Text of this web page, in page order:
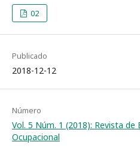
02
Publicado
2018-12-12
Número
Vol. 5 Núm. 1 (2018): Revista de
Ocupacional